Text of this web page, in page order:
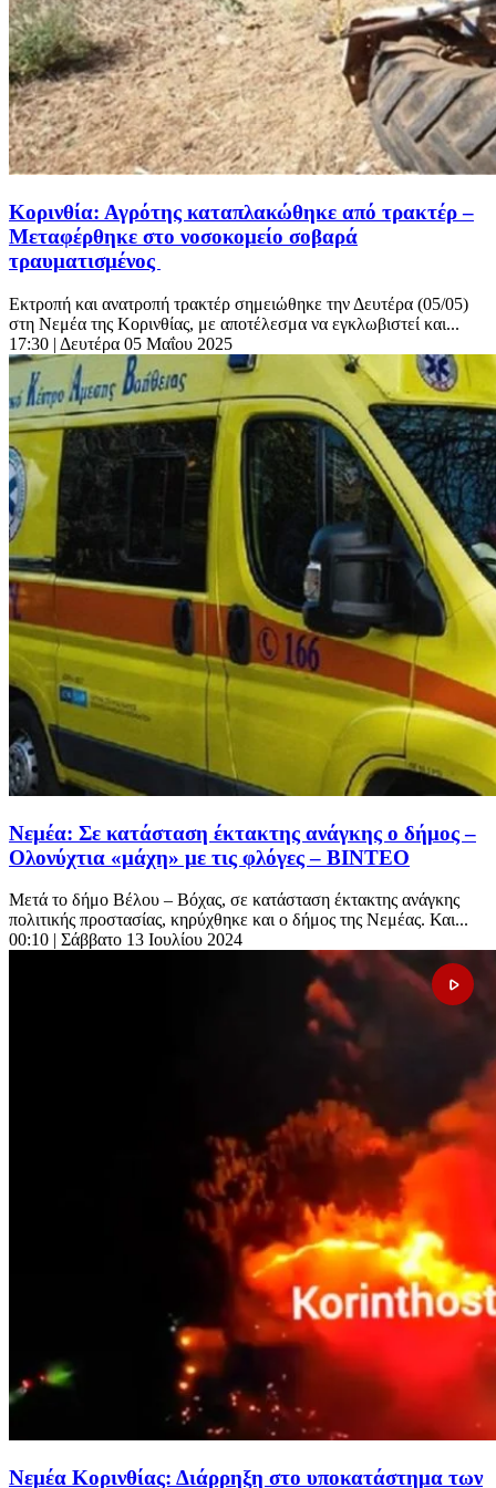
Κορινθία: Αγρότης καταπλακώθηκε από τρακτέρ –
Μεταφέρθηκε στο νοσοκομείο σοβαρά
τραυματισμένος
Εκτροπή και ανατροπή τρακτέρ σημειώθηκε την Δευτέρα (05/05)
στη Νεμέα της Κορινθίας, με αποτέλεσμα να εγκλωβιστεί και...
17:30 | Δευτέρα 05 Μαΐου 2025
Νεμέα: Σε κατάσταση έκτακτης ανάγκης ο δήμος –
Ολονύχτια «μάχη» με τις φλόγες – ΒΙΝΤΕΟ
Μετά το δήμο Βέλου – Βόχας, σε κατάσταση έκτακτης ανάγκης
πολιτικής προστασίας, κηρύχθηκε και ο δήμος της Νεμέας. Και...
00:10 | Σάββατο 13 Ιουλίου 2024
Νεμέα Κορινθίας: Διάρρηξη στο υποκατάστημα των